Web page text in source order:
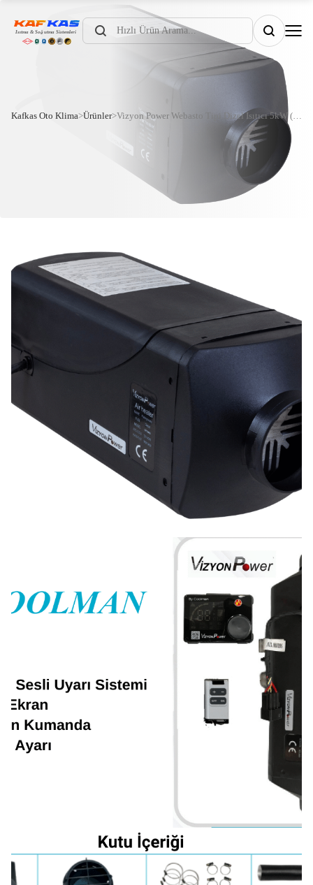
Products
search
Kafkas Oto Klima>Ürünler> Vizyon Power Webasto Tipi Dizel Isıtıcı 5kW (12-24V)